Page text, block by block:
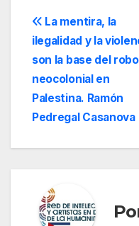
de
entradas
La mentira, la
ilegalidad y la
son la base del robo
neocolonial en
Palestina. Ramón
Pedregal Casanova